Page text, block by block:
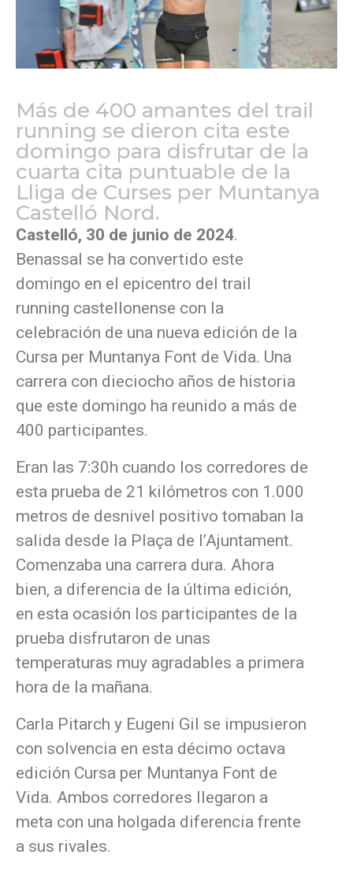
Más de 400 amantes del trail
running se dieron cita este
domingo para disfrutar de la
cuarta cita puntuable de la
Lliga de Curses per Muntanya
Castelló Nord.
Castelló, 30 de junio de 2024.
Benassal se ha convertido este
domingo en el epicentro del trail
running castellonense con la
celebración de una nueva edición de la
Cursa per Muntanya Font de Vida. Una
carrera con dieciocho años de historia
que este domingo ha reunido a más de
400 participantes.
Eran las 7:30h cuando los corredores de
esta prueba de 21 kilómetros con 1.000
metros de desnivel positivo tomaban la
salida desde la Plaça de l’Ajuntament.
Comenzaba una carrera dura. Ahora
bien, a diferencia de la última edición,
en esta ocasión los participantes de la
prueba disfrutaron de unas
temperaturas muy agradables a primera
hora de la mañana.
Carla Pitarch y Eugeni Gil se impusieron
con solvencia en esta décimo octava
edición Cursa per Muntanya Font de
Vida. Ambos corredores llegaron a
meta con una holgada diferencia frente
a sus rivales.